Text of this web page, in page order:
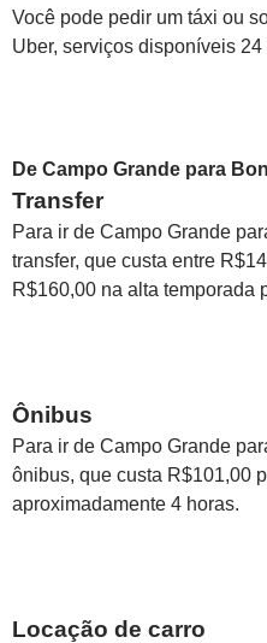
Você pode pedir um táxi ou
Uber, serviços disponíveis 24
De Campo Grande para
Transfer
Para ir de Campo Grande
transfer, que custa entre
R$160,00 na alta temporada
Ônibus
Para ir de Campo Grande
ônibus, que custa R$101,00
aproximadamente 4 horas.
Locação de carro